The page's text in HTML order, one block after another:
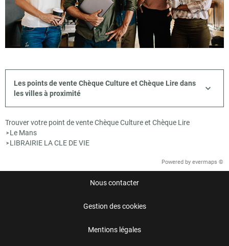
Les points de vente Chèque Culture et Chèque Lire dans
les villes à proximité
Trouver votre point de vente Chèque Culture et Chèque Lire
> Le Mans
> LIBRAIRIE LA CLE DE VIE
Powered by evermaps ©
Nous contacter
Gestion des cookies
Mentions légales